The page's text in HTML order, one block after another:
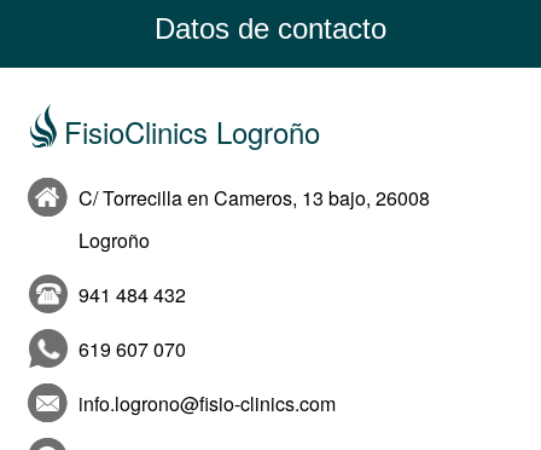
Datos de contacto
FisioClinics Logroño
C/ Torrecilla en Cameros, 13 bajo, 26008
Logroño
941 484 432
619 607 070
info.logrono@fisio-clinics.com